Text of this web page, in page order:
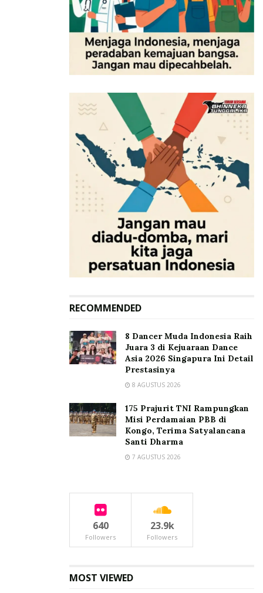
RECOMMENDED
8 Dancer Muda Indonesia Raih
Juara 3 di Kejuaraan Dance
Asia 2026 Singapura Ini Detail
Prestasinya
8 AGUSTUS 2026
175 Prajurit TNI Rampungkan
Misi Perdamaian PBB di
Kongo, Terima Satyalancana
Santi Dharma
7 AGUSTUS 2026
640
Followers
23.9k
Followers
MOST VIEWED